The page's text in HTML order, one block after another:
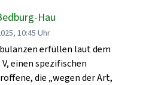
Hau
10:45 Uhr
erfüllen laut dem
einen spezifischen
die „wegen der Art,